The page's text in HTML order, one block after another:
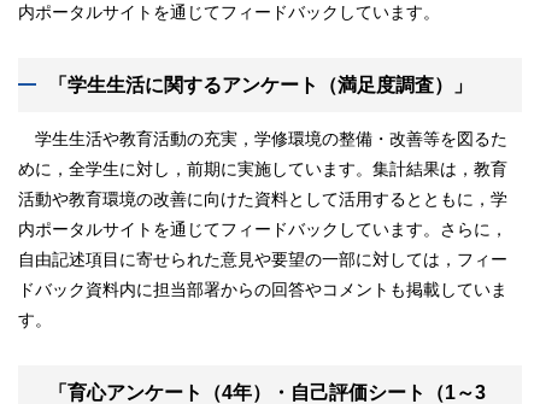
内ポータルサイトを通じてフィードバックしています。
「学生生活に関するアンケート（満足度調査）」
学生生活や教育活動の充実，学修環境の整備・改善等を図るた
めに，全学生に対し，前期に実施しています。集計結果は，教育
活動や教育環境の改善に向けた資料として活用するとともに，学
内ポータルサイトを通じてフィードバックしています。さらに，
自由記述項目に寄せられた意見や要望の一部に対しては，フィー
ドバック資料内に担当部署からの回答やコメントも掲載していま
す。
「育心アンケート（4年）・自己評価シート（1～3